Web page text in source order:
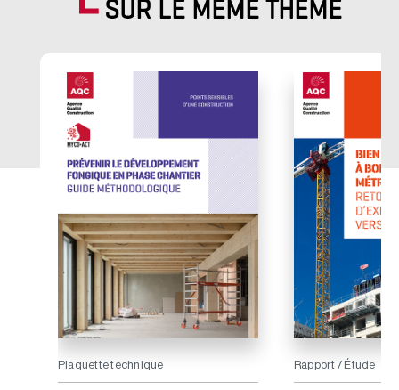
SUR LE MÊME THÈME
Plaquette technique Rapport / Étude